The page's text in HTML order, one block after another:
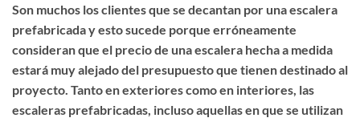
Son muchos los clientes que se decantan por una escalera
prefabricada y esto sucede porque erróneamente
consideran que el precio de una escalera hecha a medida
estará muy alejado del presupuesto que tienen destinado al
proyecto. Tanto en exteriores como en interiores, las
escaleras prefabricadas, incluso aquellas en que se utilizan